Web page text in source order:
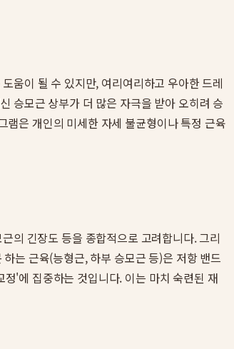
움이 될 수 있지만, 여리여리하고 우아한 드레
승모근 상부가 더 많은 자극을 받아 오히려 승
램은 개인의 미세한 자세 불균형이나 특정 근육
의 긴장도 등을 종합적으로 고려합니다. 그리
는 근육(능형근, 하부 승모근 등)은 저항 밴드
'에 집중하는 것입니다. 이는 마치 숙련된 재